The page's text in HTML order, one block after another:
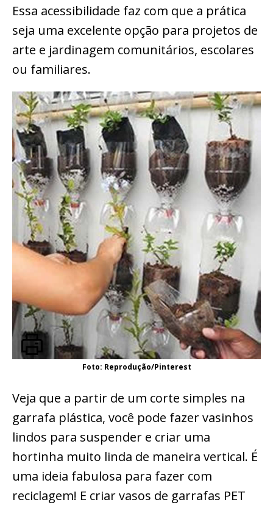
Essa acessibilidade faz com que a prática
seja uma excelente opção para projetos de
arte e jardinagem comunitários, escolares
ou familiares.
Foto: Reprodução/Pinterest
Veja que a partir de um corte simples na
garrafa plástica, você pode fazer vasinhos
lindos para suspender e criar uma
hortinha muito linda de maneira vertical. É
uma ideia fabulosa para fazer com
reciclagem! E criar vasos de garrafas PET